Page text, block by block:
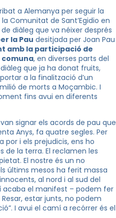
a Alemanya per seguir la
Comunitat de Sant’Egidio en
de diàleg que va néixer després
la Pau desitjada per Joan Pau
amb la participació de
comuna, en diverses parts del
que ja ha donat fruits,
a la finalització d’un
de morts a Moçambic. I
fins avui en diferents
signar els acords de pau que
Anys, fa quatre segles. Per
por i els prejudicis, ens ho
de la terra. El reclamen les
El nostre és un no
últims mesos ha ferit massa
al nord i al sud del
acaba el manifest – podem fer
estar junts, no podem
I avui el camí a recórrer és el